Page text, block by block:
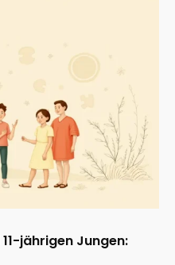
jährigen Jungen: